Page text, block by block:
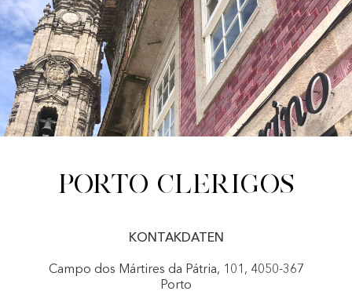
Porto Clerigos
KONTAKDATEN
Campo dos Mártires da Pátria, 101, 4050-367
Porto